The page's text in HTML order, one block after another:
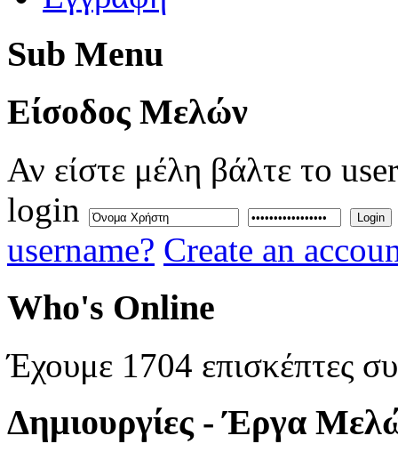
Sub Menu
Eίσοδος Μελών
Αν είστε μέλη βάλτε το
login
Login
username? Create an
Who's Online
Έχουμε 1704 επισκέπτες
Δημιουργίες - Έργα